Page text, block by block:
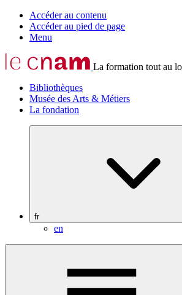
Accéder au contenu
Accéder au pied de page
Menu
La formation tout au
Bibliothèques
Musée des Arts & Métiers
La fondation
fr
en